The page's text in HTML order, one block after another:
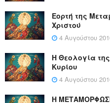
Εορτή της
Χριστού
4 Αυγούστου
Η Θεολογία
Κυρίου
4 Αυγούστου
Η